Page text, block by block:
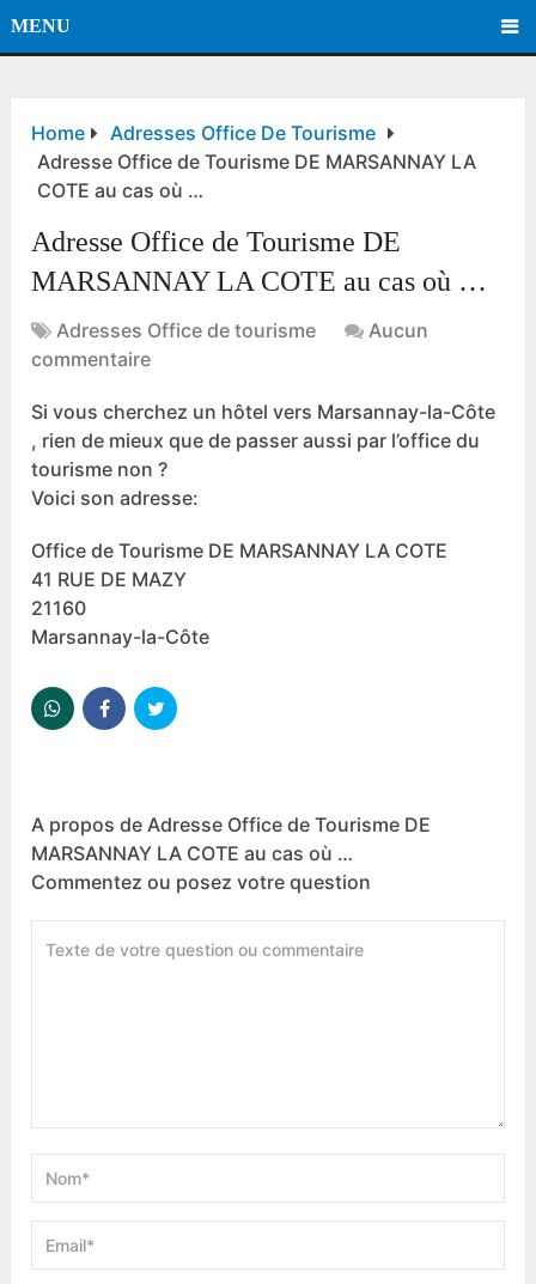
MENU
Home
Adresses Office De Tourisme
Adresse Office de Tourisme DE MARSANNAY LA
COTE au cas où …
Adresse Office de Tourisme DE
MARSANNAY LA COTE au cas où …
Adresses Office de tourisme
Aucun
commentaire
Si vous cherchez un hôtel vers Marsannay-la-Côte
, rien de mieux que de passer aussi par l’office du
tourisme non ?
Voici son adresse:
Office de Tourisme DE MARSANNAY LA COTE
41 RUE DE MAZY
21160
Marsannay-la-Côte
A propos de Adresse Office de Tourisme DE
MARSANNAY LA COTE au cas où …
Commentez ou posez votre question